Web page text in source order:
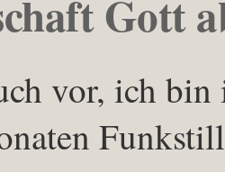
Gott
vor, ich